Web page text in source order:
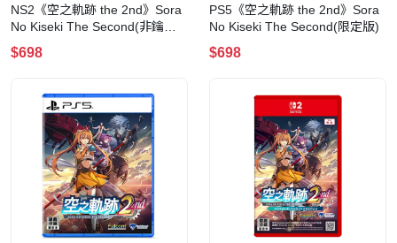
NS2《空之軌跡 the 2nd》Sora
No Kiseki The Second(非鑰匙
卡)(限定版)
$698
PS5《空之軌跡 the 2nd》Sora
No Kiseki The Second(限定版)
$698